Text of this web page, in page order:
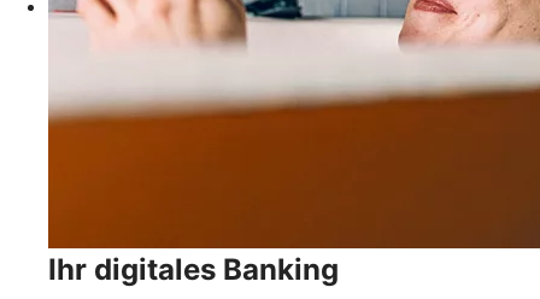
Ihr digitales Banking